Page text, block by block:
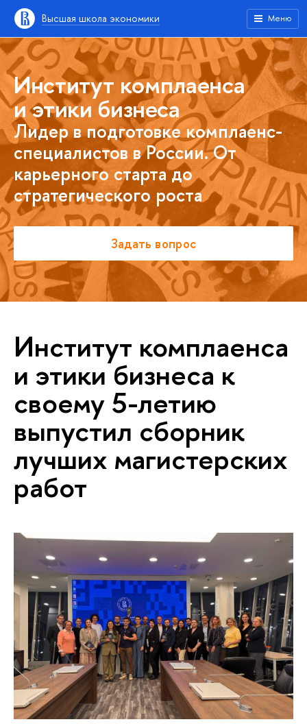
Высшая школа экономики Меню
Институт комплаенса
и этики бизнеса
Лидер в подготовке комплаенс-
специалистов в России. От
карьерного старта до
стратегического роста
Задать вопрос
Институт комплаенса
и этики бизнеса к
своему 5-летию
выпустил сборник
лучших магистерских
работ